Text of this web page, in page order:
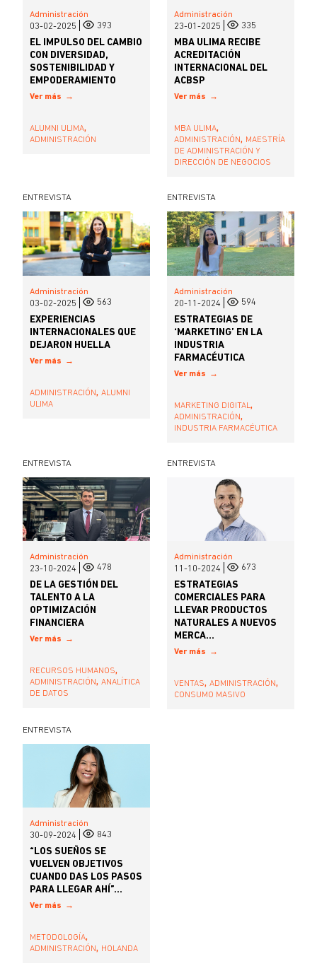
Administración
03-02-2025 393
EL IMPULSO DEL CAMBIO
CON DIVERSIDAD,
SOSTENIBILIDAD Y
EMPODERAMIENTO
Ver más
ALUMNI ULIMA,
ADMINISTRACIÓN
Administración
23-01-2025 335
MBA ULIMA RECIBE
ACREDITACIÓN
INTERNACIONAL DEL
ACBSP
Ver más
MBA ULIMA,
ADMINISTRACIÓN, MAESTRÍA
DE ADMINISTRACIÓN Y
DIRECCIÓN DE NEGOCIOS
ENTREVISTA
Administración
03-02-2025 563
EXPERIENCIAS
INTERNACIONALES QUE
DEJARON HUELLA
Ver más
ADMINISTRACIÓN, ALUMNI
ULIMA
ENTREVISTA
Administración
20-11-2024 594
ESTRATEGIAS DE
‘MARKETING’ EN LA
INDUSTRIA
FARMACÉUTICA
Ver más
MARKETING DIGITAL,
ADMINISTRACIÓN,
INDUSTRIA FARMACÉUTICA
ENTREVISTA
Administración
23-10-2024 478
DE LA GESTIÓN DEL
TALENTO A LA
OPTIMIZACIÓN
FINANCIERA
Ver más
RECURSOS HUMANOS,
ADMINISTRACIÓN, ANALÍTICA
DE DATOS
ENTREVISTA
Administración
11-10-2024 673
ESTRATEGIAS
COMERCIALES PARA
LLEVAR PRODUCTOS
NATURALES A NUEVOS
MERCA...
Ver más
VENTAS, ADMINISTRACIÓN,
CONSUMO MASIVO
ENTREVISTA
Administración
30-09-2024 843
“LOS SUEÑOS SE
VUELVEN OBJETIVOS
CUANDO DAS LOS PASOS
PARA LLEGAR AHÍ”...
Ver más
METODOLOGÍA,
ADMINISTRACIÓN, HOLANDA